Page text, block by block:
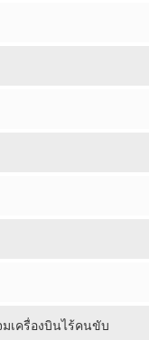
เครื่องบินไร้คนขับ